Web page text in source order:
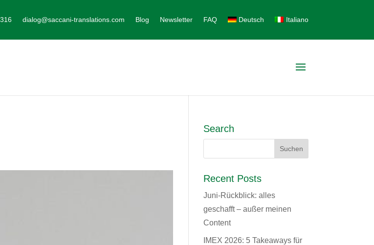
dialog@saccani-translations.com Blog Newsletter FAQ Deutsch Italiano
Search
Recent Posts
Juni-Rückblick: alles
geschafft – außer meinen
Content
IMEX 2026: 5 Takeaways für